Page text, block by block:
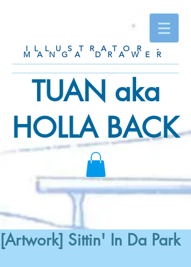
ILLUSTRATOR -
MANGA DRAWER
TUAN aka
HOLLA BACK
[Artwork] Sittin' In Da Park